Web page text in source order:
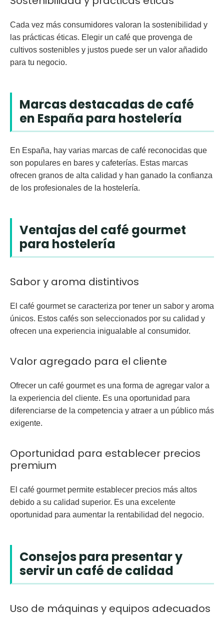
Cada vez más consumidores valoran la sostenibilidad y
las prácticas éticas. Elegir un café que provenga de
cultivos sostenibles y justos puede ser un valor añadido
para tu negocio.
Marcas destacadas de café
en España para hostelería
En España, hay varias marcas de café reconocidas que
son populares en bares y cafeterías. Estas marcas
ofrecen granos de alta calidad y han ganado la confianza
de los profesionales de la hostelería.
Ventajas del café gourmet
para hostelería
Sabor y aroma distintivos
El café gourmet se caracteriza por tener un sabor y aroma
únicos. Estos cafés son seleccionados por su calidad y
ofrecen una experiencia inigualable al consumidor.
Valor agregado para el cliente
Ofrecer un café gourmet es una forma de agregar valor a
la experiencia del cliente. Es una oportunidad para
diferenciarse de la competencia y atraer a un público más
exigente.
Oportunidad para establecer precios
premium
El café gourmet permite establecer precios más altos
debido a su calidad superior. Es una excelente
oportunidad para aumentar la rentabilidad del negocio.
Consejos para presentar y
servir un café de calidad
Uso de máquinas y equipos adecuados